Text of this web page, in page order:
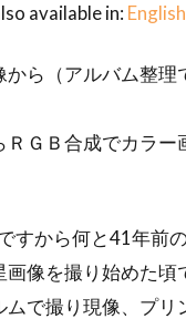
available in: English
から（アルバム整理
ＲＧＢ合成でカラー
すから何と41年前の
像を撮り始めた頃
ムで撮り現像、プリ